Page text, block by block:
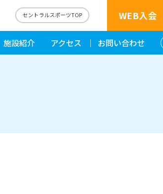
セントラルスポーツTOP WEB入会
施設紹介 アクセス お問い合わせ